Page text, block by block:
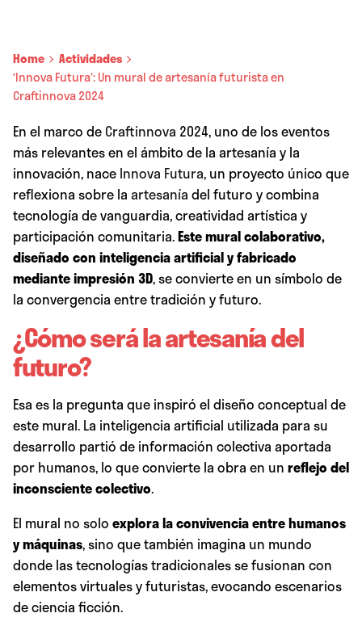
Home
Actividades
‘Innova Futura’: Un mural de artesanía futurista en
Craftinnova 2024
En el marco de Craftinnova 2024, uno de los eventos
más relevantes en el ámbito de la artesanía y la
innovación, nace Innova Futura, un proyecto único que
reflexiona sobre la artesanía del futuro y combina
tecnología de vanguardia, creatividad artística y
participación comunitaria.Este mural colaborativo,
diseñado con inteligencia artificial y fabricado
mediante impresión 3D, se convierte en un símbolo de
la convergencia entre tradición y futuro.
¿Cómo será la artesanía del
futuro?
Esa es la pregunta que inspiró el diseño conceptual de
este mural. La inteligencia artificial utilizada para su
desarrollo partió de información colectiva aportada
por humanos, lo que convierte la obra en un reflejo del
inconsciente colectivo.
El mural no solo explora la convivencia entre humanos
y máquinas, sino que también imagina un mundo
donde las tecnologías tradicionales se fusionan con
elementos virtuales y futuristas, evocando escenarios
de ciencia ficción.